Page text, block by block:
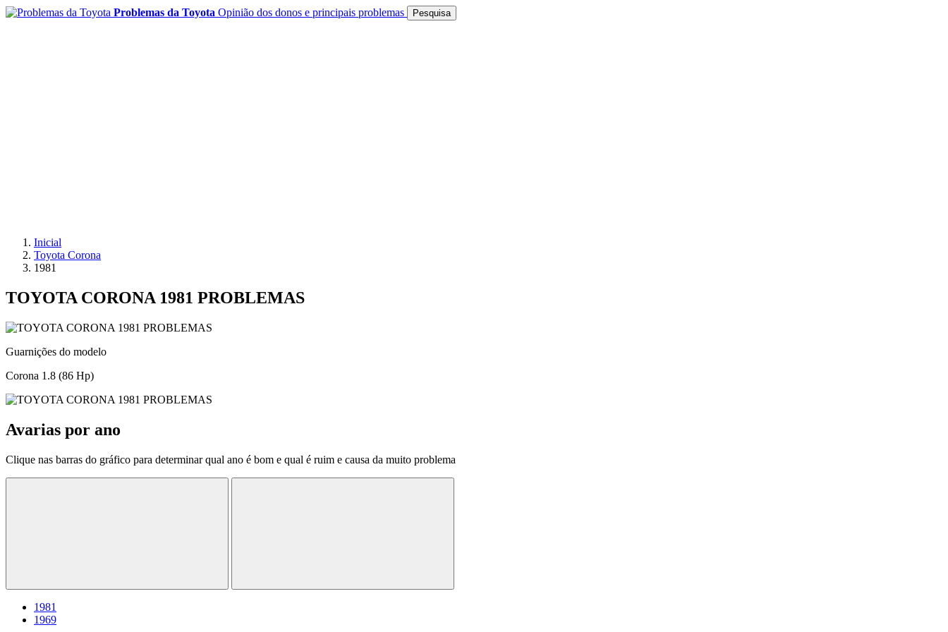
Problemas da Toyota Opinião dos donos e principais problemas Pesquisa
Inicial
Toyota Corona
1981
TOYOTA CORONA 1981 PROBLEMAS
Guarnições do modelo
Corona 1.8 (86 Hp)
Avarias por ano
Clique nas barras do gráfico para determinar qual ano é bom e qual é ruim e causa da muito problema
1981
1969